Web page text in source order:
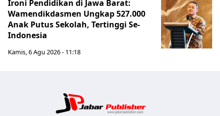
Ironi Pendidikan di Jawa Barat:
Wamendikdasmen Ungkap 527.000
Anak Putus Sekolah, Tertinggi Se-
Indonesia
Kamis, 6 Agu 2026 - 11:18